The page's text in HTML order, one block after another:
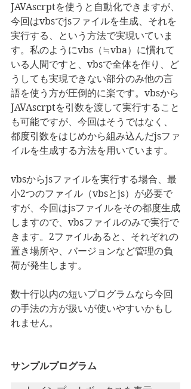
JAVAscrptを使うと自動化できますが、
今回はvbsでjsファイルを生成、それを
実行する、という方法で実現いていま
す。私のようにvbs（≒vba）に慣れて
いる人間ですと、vbsで全体を作り、ど
うしても実現できない部分のみ他の言
語を使う方が圧倒的に楽です。vbsから
JAVAscrptを引数を渡して実行すること
も可能ですが、今回はそうではなく、
都度引数をはじめから組み込んだjsファ
イルを生成する方法を用いています。
vbsからjsファイルを実行する場合、最
小2つのファイル（vbsとjs）が必要で
すが、今回はjsファイルをその都度生成
しますので、vbsファイルのみで実行で
きます。2ファイルあると、それぞれの
置き場所や、バージョンなど管理の負
荷が発生します。
数十行以内の短いプログラムなら今回
の手法の方が扱いが使いやすいかもし
れません。
サンプルプログラム